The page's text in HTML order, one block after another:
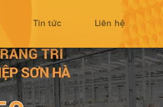
Tin tức Liên hệ